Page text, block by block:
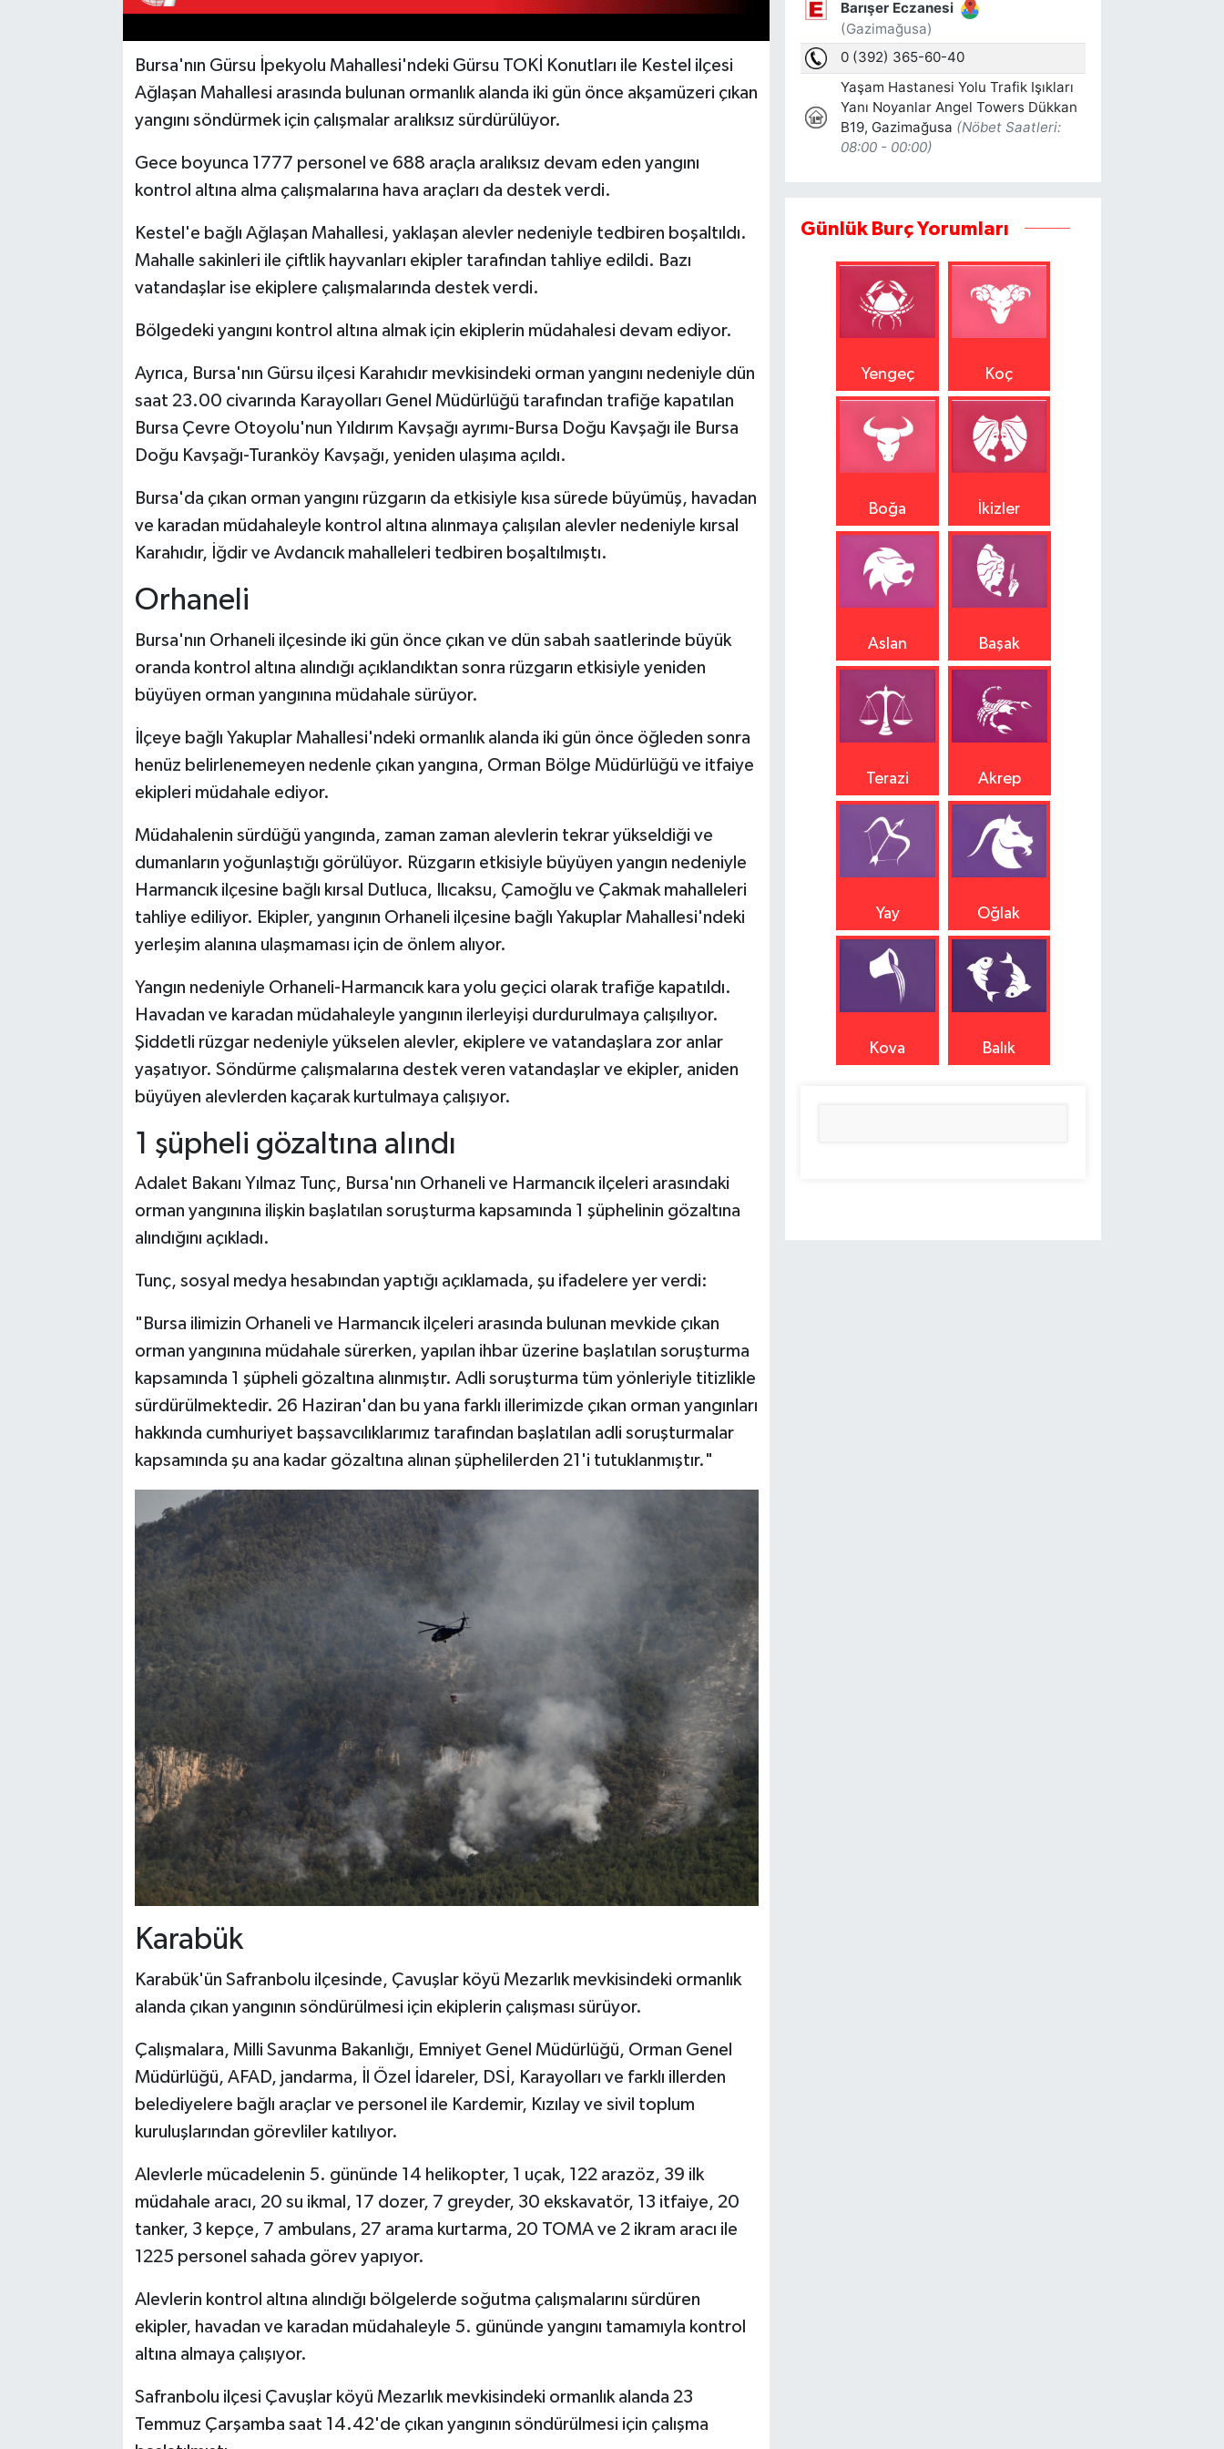
Bursa'nın Gürsu İpekyolu Mahallesi'ndeki Gürsu TOKİ Konutları ile Kestel ilçesi
Ağlaşan Mahallesi arasında bulunan ormanlık alanda iki gün önce akşamüzeri çıkan
yangını söndürmek için çalışmalar aralıksız sürdürülüyor.
Gece boyunca 1777 personel ve 688 araçla aralıksız devam eden yangını
kontrol altına alma çalışmalarına hava araçları da destek verdi.
Kestel'e bağlı Ağlaşan Mahallesi, yaklaşan alevler nedeniyle tedbiren boşaltıldı.
Mahalle sakinleri ile çiftlik hayvanları ekipler tarafından tahliye edildi. Bazı
vatandaşlar ise ekiplere çalışmalarında destek verdi.
Bölgedeki yangını kontrol altına almak için ekiplerin müdahalesi devam ediyor.
Ayrıca, Bursa'nın Gürsu ilçesi Karahıdır mevkisindeki orman yangını nedeniyle dün
saat 23.00 civarında Karayolları Genel Müdürlüğü tarafından trafiğe kapatılan
Bursa Çevre Otoyolu'nun Yıldırım Kavşağı ayrımı-Bursa Doğu Kavşağı ile Bursa
Doğu Kavşağı-Turanköy Kavşağı, yeniden ulaşıma açıldı.
Bursa'da çıkan orman yangını rüzgarın da etkisiyle kısa sürede büyümüş, havadan
ve karadan müdahaleyle kontrol altına alınmaya çalışılan alevler nedeniyle kırsal
Karahıdır, İğdir ve Avdancık mahalleleri tedbiren boşaltılmıştı.
Orhaneli
Bursa'nın Orhaneli ilçesinde iki gün önce çıkan ve dün sabah saatlerinde büyük
oranda kontrol altına alındığı açıklandıktan sonra rüzgarın etkisiyle yeniden
büyüyen orman yangınına müdahale sürüyor.
İlçeye bağlı Yakuplar Mahallesi'ndeki ormanlık alanda iki gün önce öğleden sonra
henüz belirlenemeyen nedenle çıkan yangına, Orman Bölge Müdürlüğü ve itfaiye
ekipleri müdahale ediyor.
Müdahalenin sürdüğü yangında, zaman zaman alevlerin tekrar yükseldiği ve
dumanların yoğunlaştığı görülüyor. Rüzgarın etkisiyle büyüyen yangın nedeniyle
Harmancık ilçesine bağlı kırsal Dutluca, Ilıcaksu, Çamoğlu ve Çakmak mahalleleri
tahliye ediliyor. Ekipler, yangının Orhaneli ilçesine bağlı Yakuplar Mahallesi'ndeki
yerleşim alanına ulaşmaması için de önlem alıyor.
Yangın nedeniyle Orhaneli-Harmancık kara yolu geçici olarak trafiğe kapatıldı.
Havadan ve karadan müdahaleyle yangının ilerleyişi durdurulmaya çalışılıyor.
Şiddetli rüzgar nedeniyle yükselen alevler, ekiplere ve vatandaşlara zor anlar
yaşatıyor. Söndürme çalışmalarına destek veren vatandaşlar ve ekipler, aniden
büyüyen alevlerden kaçarak kurtulmaya çalışıyor.
1 şüpheli gözaltına alındı
Adalet Bakanı Yılmaz Tunç, Bursa'nın Orhaneli ve Harmancık ilçeleri arasındaki
orman yangınına ilişkin başlatılan soruşturma kapsamında 1 şüphelinin gözaltına
alındığını açıkladı.
Tunç, sosyal medya hesabından yaptığı açıklamada, şu ifadelere yer verdi:
"Bursa ilimizin Orhaneli ve Harmancık ilçeleri arasında bulunan mevkide çıkan
orman yangınına müdahale sürerken, yapılan ihbar üzerine başlatılan soruşturma
kapsamında 1 şüpheli gözaltına alınmıştır. Adli soruşturma tüm yönleriyle titizlikle
sürdürülmektedir. 26 Haziran'dan bu yana farklı illerimizde çıkan orman yangınları
hakkında cumhuriyet başsavcılıklarımız tarafından başlatılan adli soruşturmalar
kapsamında şu ana kadar gözaltına alınan şüphelilerden 21'i tutuklanmıştır."
Karabük
Karabük'ün Safranbolu ilçesinde, Çavuşlar köyü Mezarlık mevkisindeki ormanlık
alanda çıkan yangının söndürülmesi için ekiplerin çalışması sürüyor.
Çalışmalara, Milli Savunma Bakanlığı, Emniyet Genel Müdürlüğü, Orman Genel
Müdürlüğü, AFAD, jandarma, İl Özel İdareler, DSİ, Karayolları ve farklı illerden
belediyelere bağlı araçlar ve personel ile Kardemir, Kızılay ve sivil toplum
kuruluşlarından görevliler katılıyor.
Alevlerle mücadelenin 5. gününde 14 helikopter, 1 uçak, 122 arazöz, 39 ilk
müdahale aracı, 20 su ikmal, 17 dozer, 7 greyder, 30 ekskavatör, 13 itfaiye, 20
tanker, 3 kepçe, 7 ambulans, 27 arama kurtarma, 20 TOMA ve 2 ikram aracı ile
1225 personel sahada görev yapıyor.
Alevlerin kontrol altına alındığı bölgelerde soğutma çalışmalarını sürdüren
ekipler, havadan ve karadan müdahaleyle 5. gününde yangını tamamıyla kontrol
altına almaya çalışıyor.
Safranbolu ilçesi Çavuşlar köyü Mezarlık mevkisindeki ormanlık alanda 23
Temmuz Çarşamba saat 14.42'de çıkan yangının söndürülmesi için çalışma
Günlük Burç Yorumları
Yengeç Koç
Boğa İkizler
Aslan Başak
Terazi Akrep
Yay Oğlak
Kova Balık